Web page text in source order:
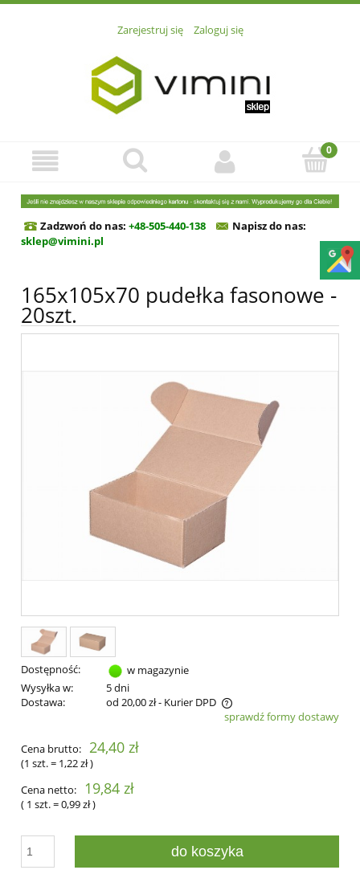
Zarejestruj się Zaloguj się
Zadzwoń do nas: +48-505-440-138 Napisz do nas:
sklep@vimini.pl
165x105x70 pudełka fasonowe -
20szt.
Dostępność:
w magazynie
Wysyłka w:
5 dni
Dostawa:
od 20,00 zł- Kurier DPD
Cena nie zawiera ewentualnych kosztów płatnościsprawdź formy dostawy
Cena brutto: 24,40 zł
(1 szt.= 1,22 zł)
Cena netto:
19,84 zł
( 1 szt.=0,99 zł)
do koszyka